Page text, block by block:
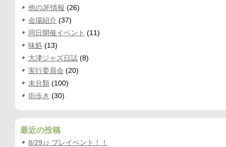
他のJF情報 (26)
会場紹介 (37)
同日開催イベント (11)
味処 (13)
大津ジャズ日誌 (8)
実行委員会 (20)
未分類 (100)
街歩き (30)
最近の投稿
8/29♪♪ プレイベント！！